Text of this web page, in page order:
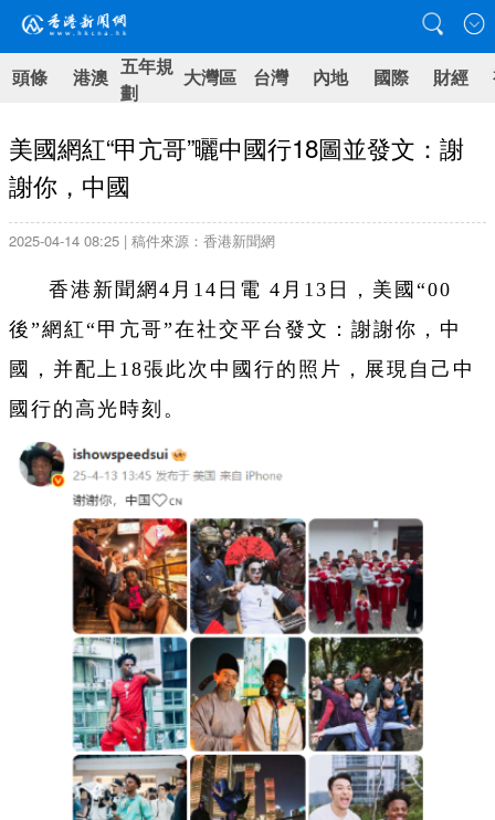
頭條 港澳 五年規
劃
大灣區 台灣 內地 國際 財經
美國網紅“甲亢哥”曬中國行18圖並發文：謝
謝你，中國
2025-04-14 08:25 | 稿件來源：香港新聞網
香港新聞網4月14日電 4月13日，美國“00
後”網紅“甲亢哥”在社交平台發文：謝謝你，中
國，并配上18張此次中國行的照片，展現自己中
國行的高光時刻。